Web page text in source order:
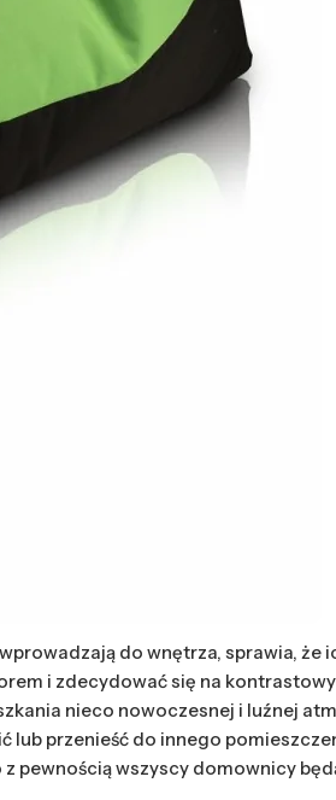
do wnętrza, sprawia, że
i zdecydować się na
nieco nowoczesnej i luźnej
lub przenieść do innego
pewnością wszyscy domownicy